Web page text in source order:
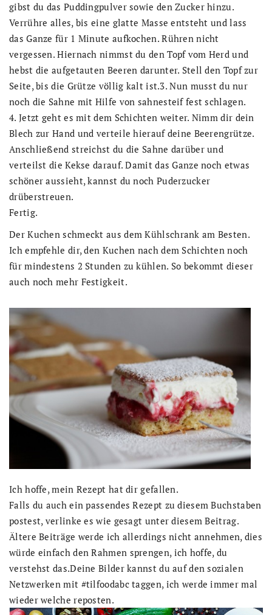
gibst du das Puddingpulver sowie den Zucker hinzu.
Verrühre alles, bis eine glatte Masse entsteht und lass
das Ganze für 1 Minute aufkochen. Rühren nicht
vergessen. Hiernach nimmst du den Topf vom Herd und
hebst die aufgetauten Beeren darunter. Stell den Topf zur
Seite, bis die Grütze völlig kalt ist.3. Nun musst du nur
noch die Sahne mit Hilfe von sahnesteif fest schlagen.
4. Jetzt geht es mit dem Schichten weiter. Nimm dir dein
Blech zur Hand und verteile hierauf deine Beerengrütze.
Anschließend streichst du die Sahne darüber und
verteilst die Kekse darauf. Damit das Ganze noch etwas
schöner aussieht, kannst du noch Puderzucker
drüberstreuen.
Fertig.
Der Kuchen schmeckt aus dem Kühlschrank am Besten.
Ich empfehle dir, den Kuchen nach dem Schichten noch
für mindestens 2 Stunden zu kühlen. So bekommt dieser
auch noch mehr Festigkeit.
Ich hoffe, mein Rezept hat dir gefallen.
Falls du auch ein passendes Rezept zu diesem Buchstaben
postest, verlinke es wie gesagt unter diesem Beitrag.
Ältere Beiträge werde ich allerdings nicht annehmen, dies
würde einfach den Rahmen sprengen, ich hoffe, du
verstehst das.Deine Bilder kannst du auf den sozialen
Netzwerken mit #tilfoodabc taggen, ich werde immer mal
wieder welche reposten.